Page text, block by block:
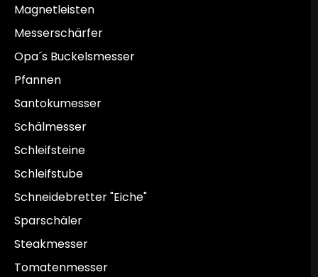
Magnetleisten
Messerschärfer
Opa´s Buckelsmesser
Pfannen
Santokumesser
Schälmesser
Schleifsteine
Schleifstube
Schneidebretter "Eiche"
Sparschäler
Steakmesser
Tomatenmesser